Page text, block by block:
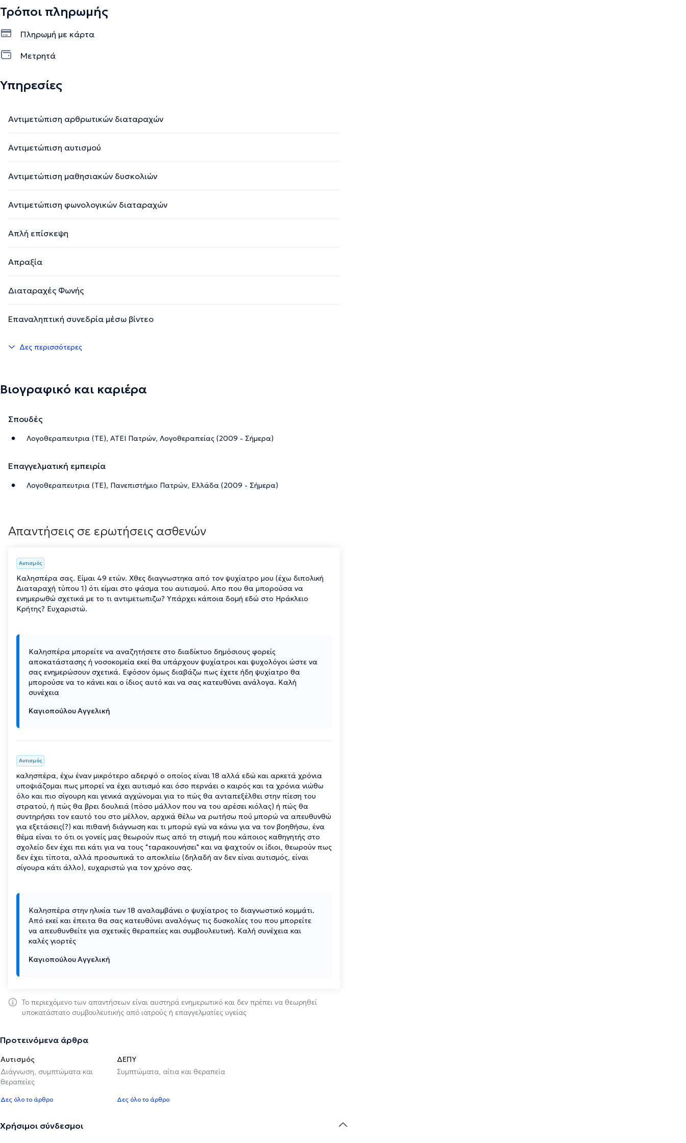
Τρόποι πληρωμής
Πληρωμή με κάρτα
Μετρητά
Υπηρεσίες
Αντιμετώπιση αρθρωτικών διαταραχών
Αντιμετώπιση αυτισμού
Αντιμετώπιση μαθησιακών δυσκολιών
Αντιμετώπιση φωνολογικών διαταραχών
Απλή επίσκεψη
Απραξία
Διαταραχές Φωνής
Επαναληπτική συνεδρία μέσω βίντεο
Δες περισσότερες
Βιογραφικό και καριέρα
Σπουδές
Λογοθεραπευτρια (ΤΕ), ΑΤΕΙ Πατρών, Λογοθεραπείας (2009 - Σήμερα)
Επαγγελματική εμπειρία
Λογοθεραπευτρια (ΤΕ), Πανεπιστήμιο Πατρών, Ελλάδα (2009 - Σήμερα)
Απαντήσεις σε ερωτήσεις ασθενών
Αυτισμός
Καλησπέρα σας. Είμαι 49 ετών. Χθες διαγνωστηκα από τον ψυχίατρο μου (έχω διπολική
Διαταραχή τύπου 1) ότι είμαι στο φάσμα του αυτισμού. Απο που θα μπορούσα να
ενημερωθώ σχετικά με το τι αντιμετωπιζω? Υπάρχει κάποια δομή εδώ στο Ηράκλειο
Κρήτης? Ευχαριστώ.
Καλησπέρα μπορείτε να αναζητήσετε στο διαδίκτυο δημόσιους φορείς
αποκατάστασης ή νοσοκομεία εκεί θα υπάρχουν ψυχίατροι και ψυχολόγοι ώστε να
σας ενημερώσουν σχετικά. Εφόσον όμως διαβάζω πως έχετε ήδη ψυχίατρο θα
μπορούσε να το κάνει και ο ίδιος αυτό και να σας κατευθύνει ανάλογα. Καλή
συνέχεια
Καγιοπούλου Αγγελική
Αυτισμός
καλησπέρα, έχω έναν μικρότερο αδερφό ο οποίος είναι 18 αλλά εδώ και αρκετά χρόνια
υποψιάζομαι πως μπορεί να έχει αυτισμό και όσο περνάει ο καιρός και τα χρόνια νιώθω
όλο και πιο σίγουρη και γενικά αγχώνομαι για το πώς θα ανταπεξέλθει στην πίεση του
στρατού, ή πώς θα βρει δουλειά (πόσο μάλλον που να του αρέσει κιόλας) ή πώς θα
συντηρήσει τον εαυτό του στο μέλλον, αρχικά θέλω να ρωτήσω πού μπορώ να απευθυνθώ
για εξετάσεις(?) και πιθανή διάγνωση και τι μπορώ εγώ να κάνω για να τον βοηθήσω, ένα
θέμα είναι το ότι οι γονείς μας θεωρούν πως από τη στιγμή που κάποιος καθηγητής στο
σχολείο δεν έχει πει κάτι για να τους "ταρακουνήσει" και να ψαχτούν οι ίδιοι, θεωρούν πως
δεν έχει τίποτα, αλλά προσωπικά το αποκλείω (δηλαδή αν δεν είναι αυτισμός, είναι
σίγουρα κάτι άλλο), ευχαριστώ για τον χρόνο σας.
Καλησπέρα στην ηλικία των 18 αναλαμβάνει ο ψυχίατρος το διαγνωστικό κομμάτι.
Από εκεί και έπειτα θα σας κατευθύνει αναλόγως τις δυσκολίες του που μπορείτε
να απευθυνθείτε για σχετικές θεραπείες και συμβουλευτική. Καλή συνέχεια και
καλές γιορτές
Καγιοπούλου Αγγελική
Το περιεχόμενο των απαντήσεων είναι αυστηρά ενημερωτικό και δεν πρέπει να θεωρηθεί
υποκατάστατο συμβουλευτικής από ιατρούς ή επαγγελματίες υγείας
Προτεινόμενα άρθρα
Αυτισμός
Διάγνωση, συμπτώματα και
θεραπείες
Δες όλο το άρθρο
ΔΕΠΥ
Συμπτώματα, αίτια και θεραπεία
Δες όλο το άρθρο
Χρήσιμοι σύνδεσμοι